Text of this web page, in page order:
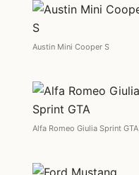
Austin Mini Cooper S
Alfa Romeo Giulia Sprint GTA